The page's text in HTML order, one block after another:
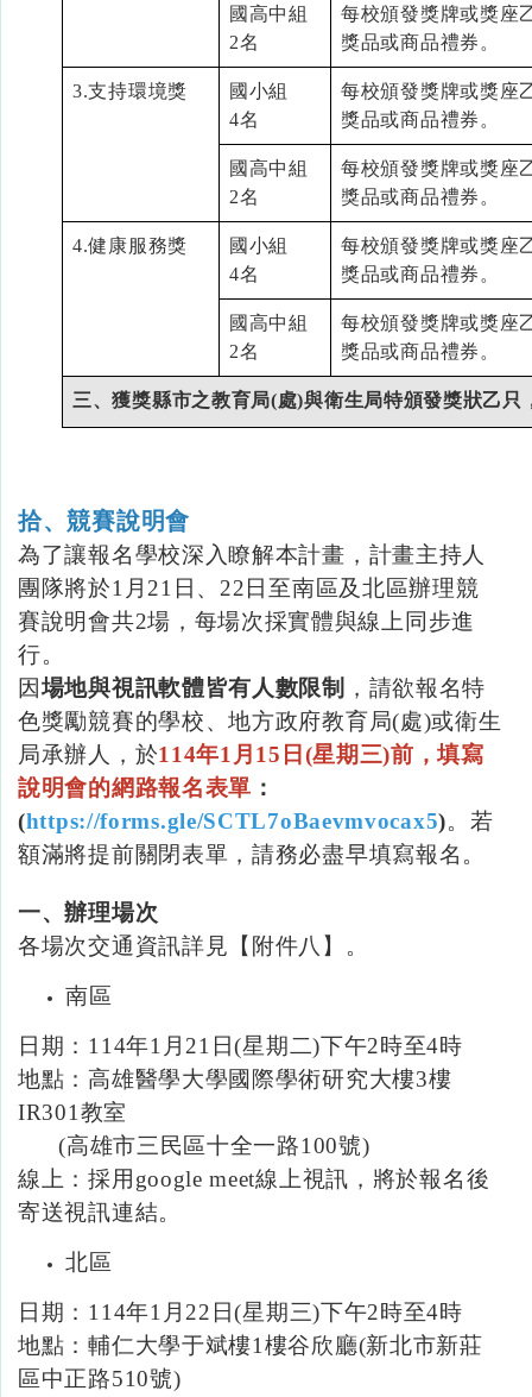
國高中組
2名
每校頒發獎牌或獎座
獎品或商品禮券。
3.支持環境獎
國小組
4名
每校頒發獎牌或獎座
獎品或商品禮券。
國高中組
2名
每校頒發獎牌或獎座
獎品或商品禮券。
4.健康服務獎
國小組
4名
每校頒發獎牌或獎座
獎品或商品禮券。
國高中組
2名
每校頒發獎牌或獎座
獎品或商品禮券。
三、獲獎縣市之教育局(處)與衛生局特頒發獎狀乙只
拾、競賽說明會
為了讓報名學校深入瞭解本計畫，計畫主持人
團隊將於1 月 21 日、 22 日至南區及北區辦理競
賽說明會共2場，每場次採實體與線上同步進
行。
因場地與視訊軟體皆有人數限制
，請欲報名特
色獎勵競賽的學校、地方政府教育局(處)或衛生
局承辦人，於114年1 月 15 日 (星期三)前，填寫
說明會的網路報名表單 ：
(https://forms.gle/SCTL7oBaevmvocax5)。若
額滿將提前關閉表單，請務必盡早填寫報名。
一、辦理場次
各場次交通資訊詳見【附件八】。
南區
日期：114年1 月 21 日(星期二)下午2時至4時
地點：高雄醫學大學國際學術研究大樓3樓
IR301教室
(高雄市三民區十全一路100號)
線上：採用google meet線上視訊，將於報名後
寄送視訊連結。
北區
日期：114年1 月 22 日(星期三)下午2時至4時
地點：輔仁大學于斌樓1 樓谷欣廳(新北市新莊
區中正路510號)